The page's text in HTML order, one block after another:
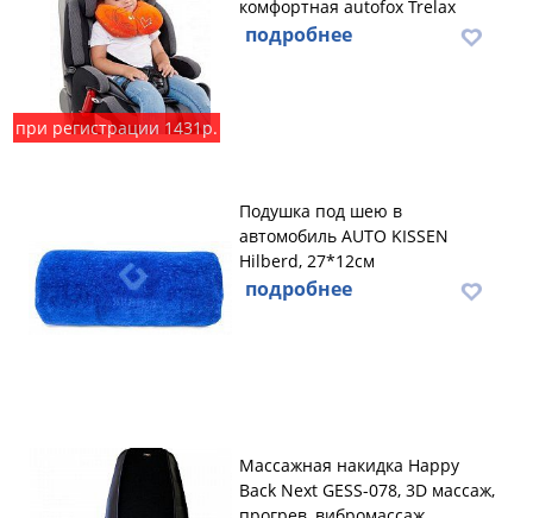
при регистрации 1431р.
комфортная autofox Trelax
подробнее
Подушка под шею в
автомобиль AUTO KISSEN
Hilberd, 27*12см
подробнее
Массажная накидка Happy
Back Next GESS-078, 3D массаж,